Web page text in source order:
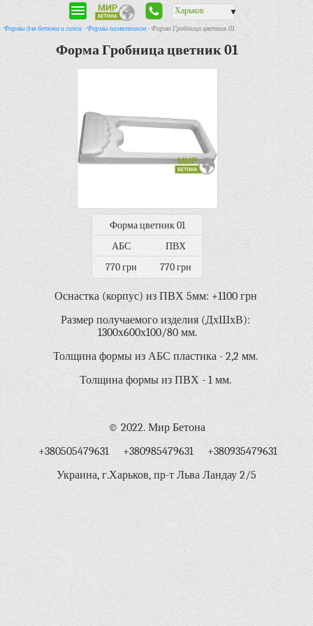
Харьков ▼
Формы для бетона и гипса-Формы памятников- Форма Гробница цветник 01
Форма Гробница цветник 01
Форма цветник 01
АБС
ПВХ
770 грн
770 грн
Оснастка (корпус) из ПВХ 5мм: +1100 грн
Размер получаемого изделия (ДхШхВ):
1300х600х100/80 мм.
Толщина формы из АБС пластика - 2,2 мм.
Толщина формы из ПВХ - 1 мм.
© 2022. Мир Бетона
+380505479631 +380985479631 +380935479631
Украина, г.Харьков, пр-т Льва Ландау 2/5